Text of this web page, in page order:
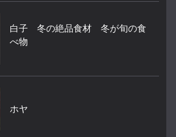
白子 冬の絶品食材 冬が旬の食
べ物
ホヤ